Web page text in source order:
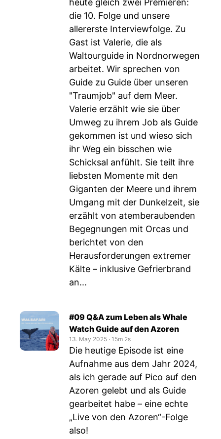
heute gleich zwei Premieren:
die 10. Folge und unsere
allererste Interviewfolge. Zu
Gast ist Valerie, die als
Waltourguide in Nordnorwegen
arbeitet. Wir sprechen von
Guide zu Guide über unseren
"Traumjob" auf dem Meer.
Valerie erzählt wie sie über
Umweg zu ihrem Job als Guide
gekommen ist und wieso sich
ihr Weg ein bisschen wie
Schicksal anfühlt. Sie teilt ihre
liebsten Momente mit den
Giganten der Meere und ihrem
Umgang mit der Dunkelzeit, sie
erzählt von atemberaubenden
Begegnungen mit Orcas und
berichtet von den
Herausforderungen extremer
Kälte – inklusive Gefrierbrand
an...
#09 Q&A zum Leben als Whale
Watch Guide auf den Azoren
13. May 2025 ‧ 15m 2s
Die heutige Episode ist eine
Aufnahme aus dem Jahr 2024,
als ich gerade auf Pico auf den
Azoren gelebt und als Guide
gearbeitet habe – eine echte
„Live von den Azoren“-Folge
also!